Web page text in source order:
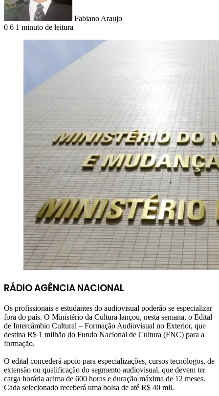
Fabiano Araujo
0 6 1 minuto de leitura
RÁDIO AGÊNCIA NACIONAL
Os profissionais e estudantes do audiovisual poderão se especializar
fora do país. O Ministério da Cultura lançou, nesta semana, o Edital
de Intercâmbio Cultural – Formação Audiovisual no Exterior, que
destina R$ 1 milhão do Fundo Nacional de Cultura (FNC) para a
formação.
O edital concederá apoio para especializações, cursos tecnólogos, de
extensão ou qualificação do segmento audiovisual, que devem ter
carga horária acima de 600 horas e duração máxima de 12 meses.
Cada selecionado receberá uma bolsa de até R$ 40 mil.